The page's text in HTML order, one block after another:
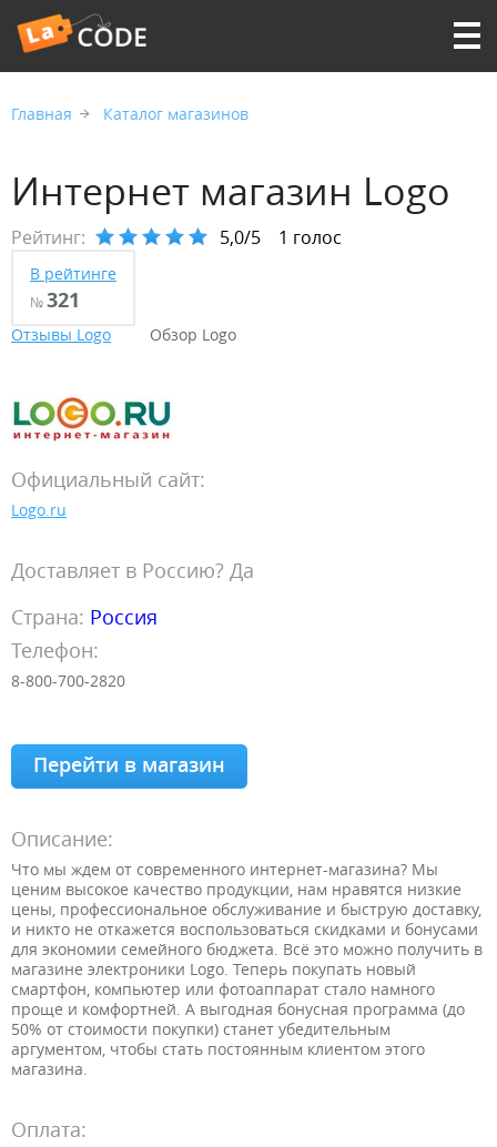
Главная Каталог магазинов
Интернет магазин Logo
Рейтинг: 5,0/5 1 голос
В рейтинге
№321
Отзывы Logo Обзор Logo
Официальный сайт:
Logo.ru
Доставляет в Россию? Да
Страна: Россия
Телефон:
8-800-700-2820
Перейти в магазин
Описание:
Что мы ждем от современного интернет-магазина? Мы
ценим высокое качество продукции, нам нравятся низкие
цены, профессиональное обслуживание и быструю доставку,
и никто не откажется воспользоваться скидками и бонусами
для экономии семейного бюджета. Всё это можно получить в
магазине электроники Logo. Теперь покупать новый
смартфон, компьютер или фотоаппарат стало намного
проще и комфортней. А выгодная бонусная программа (до
50% от стоимости покупки) станет убедительным
аргументом, чтобы стать постоянным клиентом этого
магазина.
Оплата: